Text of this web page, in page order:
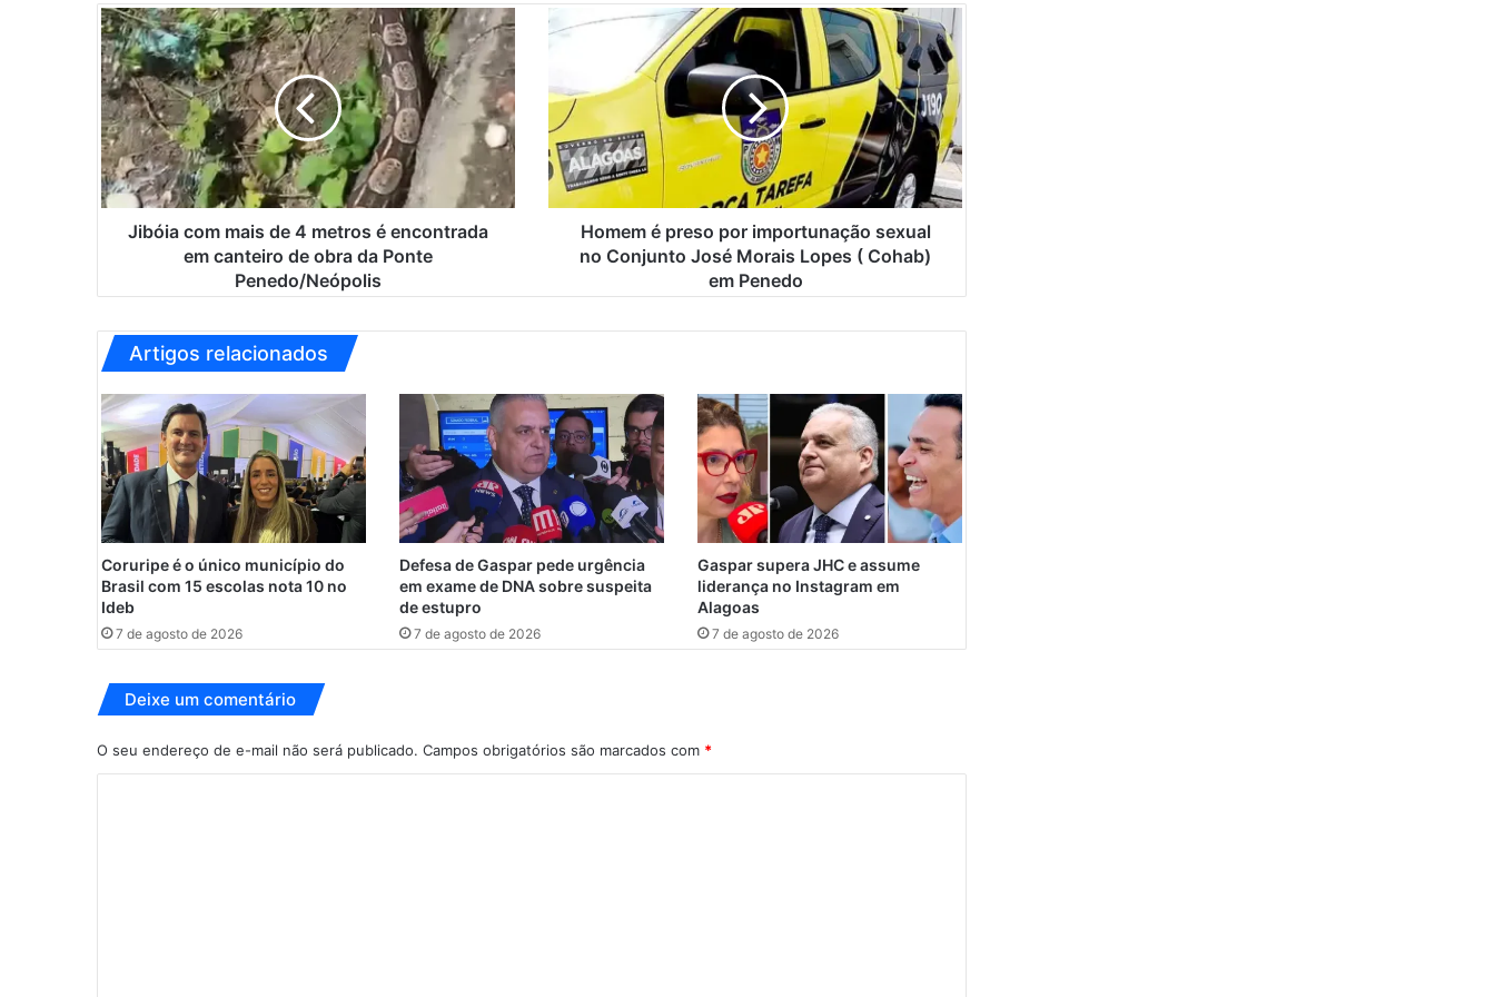
J
i
b
ó
i
a
c
o
m
s
e
4
m
e
t
r
o
s
é
e
n
c
o
n
r
a
d
Jibóia com mais de 4 metros é encontrada
em canteiro de obra da Ponte
Penedo/Neópolis
H
e
é
p
r
e
o
p
o
r
t
u
n
a
ã
e
l
Homem é preso por importunação sexual
no Conjunto José Morais Lopes ( Cohab)
em Penedo
Artigos relacionados
Coruripe é o único município do
Brasil com 15 escolas nota 10 no
Ideb
7 de agosto de 2026
Defesa de Gaspar pede urgência
em exame de DNA sobre suspeita
de estupro
7 de agosto de 2026
Gaspar supera JHC e assume
liderança no Instagram em
Alagoas
7 de agosto de 2026
Deixe um comentário
O seu endereço de e-mail não será publicado. Campos obrigatórios são marcados com *